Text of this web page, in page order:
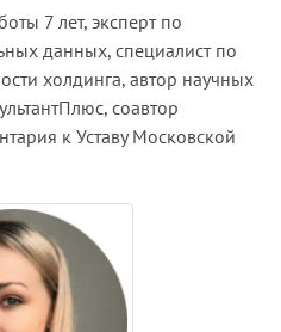
7 лет, эксперт по
данных, специалист по
холдинга, автор научных
соавтор
к Уставу Московской